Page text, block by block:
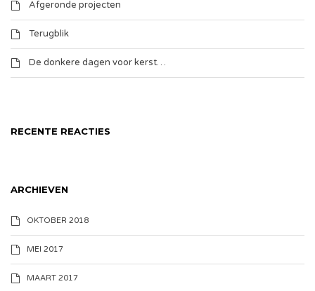
Afgeronde projecten
Terugblik
De donkere dagen voor kerst…
RECENTE REACTIES
ARCHIEVEN
OKTOBER 2018
MEI 2017
MAART 2017